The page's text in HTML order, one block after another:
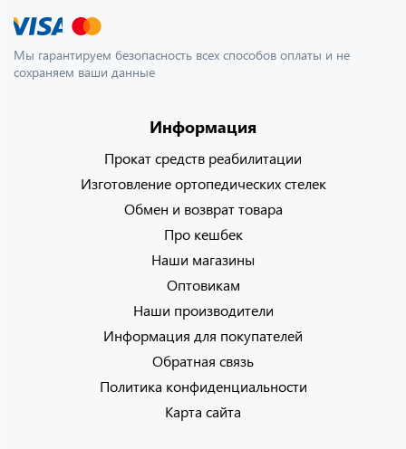
Мы гарантируем безопасность всех способов оплаты и не
сохраняем ваши данные
Информация
Прокат средств реабилитации
Изготовление ортопедических стелек
Обмен и возврат товара
Про кешбек
Наши магазины
Оптовикам
Наши производители
Информация для покупателей
Обратная связь
Политика конфиденциальности
Карта сайта